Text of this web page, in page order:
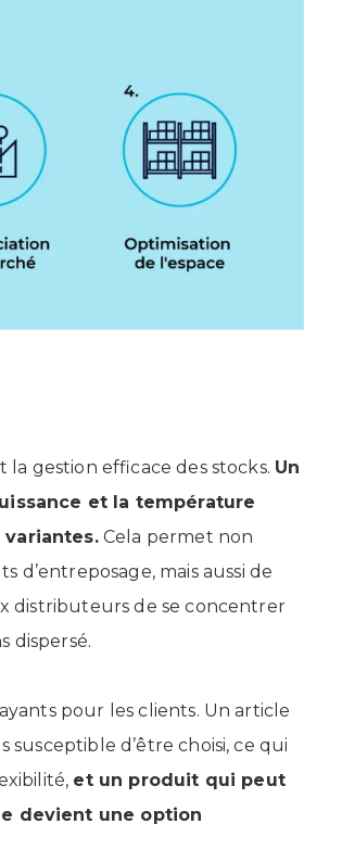
la gestion efficace des stocks. Un
et la température
Cela permet non
mais aussi de
distributeurs de se concentrer
dispersé.
pour les clients. Un article
d’être choisi, ce qui
et un produit qui peut
devient une option